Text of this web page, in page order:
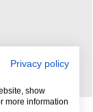
Privacy policy
show
more information